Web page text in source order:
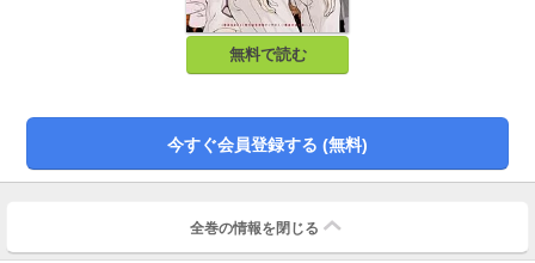
無料で読む
今すぐ会員登録する (無料)
全巻の情報を 閉じる